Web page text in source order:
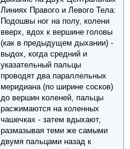
Линиях Правого и Левого Тела:
Подошвы ног на полу, колени
вверх, вдох к вершине головы
(как в предыдущем дыхании) -
выдох, когда средний и
указательный пальцы
проводят два параллельных
меридиана (по ширине сосков)
до вершин коленей, пальцы
расжимаются на коленных
чашечках - затем вдыхают,
размазывая теми же самыми
двумя пальцами назад к